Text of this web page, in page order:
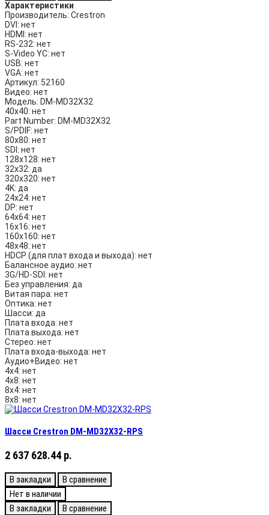
Характеристики
Производитель: Crestron
DVI: нет
HDMI: нет
RS-232: нет
S-Video YC: нет
USB: нет
VGA: нет
Артикул: 52160
Видео: нет
Модель: DM-MD32X32
40х40: нет
Part Number: DM-MD32X32
S/PDIF: нет
80х80: нет
SDI: нет
128х128: нет
32х32: да
320х320: нет
4K: да
24х24: нет
DP: нет
64х64: нет
16х16: нет
160х160: нет
48х48: нет
HDCP (для плат входа и выхода): нет
Балансное аудио: нет
3G/HD-SDI: нет
Без управления: да
Витая пара: нет
Оптика: нет
Шасси: да
Плата входа: нет
Плата выхода: нет
Стерео: нет
Плата входа-выхода: нет
Аудио+Видео: нет
4х4: нет
4х8: нет
8х4: нет
8х8: нет
Шасси Crestron DM-MD32X32-RPS
2 637 628.44 р.
В закладки
В сравнение
Нет в наличии
В закладки
В сравнение